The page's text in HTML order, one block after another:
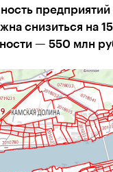
предприятий
снизиться на
— 550 млн